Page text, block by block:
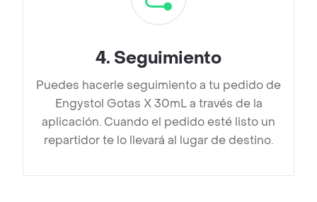
4. Seguimiento
Puedes hacerle seguimiento a tu pedido de
Engystol Gotas X 30mL a través de la
aplicación. Cuando el pedido esté listo un
repartidor te lo llevará al lugar de destino.